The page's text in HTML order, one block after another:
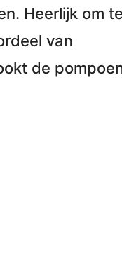
Heerlijk om te
van
de